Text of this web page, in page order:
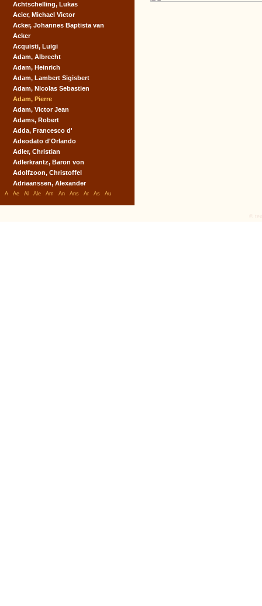
Achtschelling, Lukas
Acier, Michael Victor
Acker, Johannes Baptista van
Acker
Acquisti, Luigi
Adam, Albrecht
Adam, Heinrich
Adam, Lambert Sigisbert
Adam, Nicolas Sebastien
Adam, Pierre
Adam, Victor Jean
Adams, Robert
Adda, Francesco d'
Adeodato d'Orlando
Adler, Christian
Adlerkrantz, Baron von
Adolfzoon, Christoffel
Adriaanssen, Alexander
A Ae Al Ale Am An Ans Ar As Au